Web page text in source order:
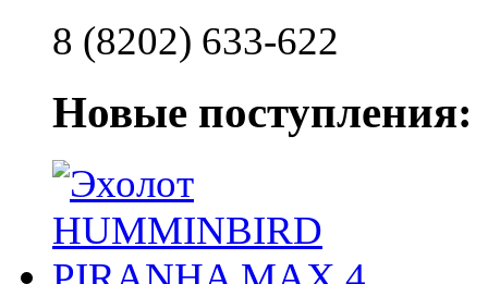
8 (8202) 633-622
Новые поступления: